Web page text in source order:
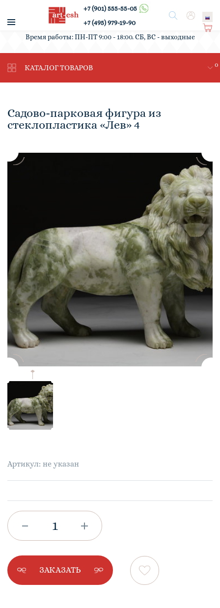
Поиск
+7 (901) 555-55-05
+7 (495) 979-19-90
Ко
ин
а
0
Вход
/
Время работы: ПН-ПТ 9:00 - 18:00. СБ, ВС - выходные
КАТАЛОГ ТОВАРОВ
Садово-парковая фигура из
стеклопластика «Лев» 4
Артикул: не указан
ЗАКАЗАТЬ